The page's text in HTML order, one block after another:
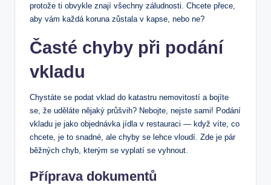
protože ti obvykle znají všechny záludnosti. Chcete přece,
aby vám každá koruna zůstala v kapse, nebo ne?
Časté chyby při podání ​
vkladu
Chystáte‌ se podat vklad do katastru⁣ nemovitostí ⁤a bojíte
se, že uděláte nějaký průšvih? Nebojte, ​nejste sami! Podání
vkladu je jako objednávka jídla‌ v‍ restauraci — když víte, co
chcete, je ⁤to snadné, ale chyby se‍ lehce vloudí. Zde je pár
běžných chyb, kterým se vyplatí se vyhnout.
Příprava dokumentů